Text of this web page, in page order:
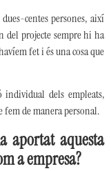
centes persones, així
del projecte sempre hi ha
fet i és una cosa que
individual dels empleats,
fem de manera personal.
aportat aquesta
a empresa?